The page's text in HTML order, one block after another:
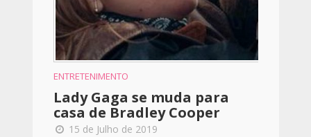
ENTRETENIMENTO
Lady Gaga se muda para
casa de Bradley Cooper
15 de Julho de 2019